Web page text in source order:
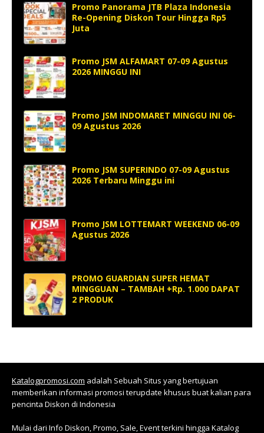
Promo Panorama JTB Plaza Indonesia
Re-Opening Diskon Tour Hingga Rp5
Juta
Promo JSM ALFAMART 07-09 Agustus
2026 MINGGU INI
Promo JSM INDOMARET MINGGU INI 06-
09 Agustus 2026
Promo JSM SUPERINDO 07-09 Agustus
2026 Terbaru Minggu ini
Promo JSM LOTTEMART WEEKEND 06-09
Agustus 2026
PROMO GUARDIAN SUPER HEMAT
MINGGUAN – TAMBAH +Rp. 1.000 DAPAT
2 PRODUK
Katalogpromosi.com adalah Sebuah Situs yang bertujuan
memberikan informasi promosi terupdate khusus buat kalian para
pencinta Diskon di Indonesia
Mulai dari Info Diskon, Promo, Sale, Event terkini hingga Katalog